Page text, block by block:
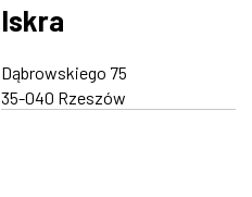
Iskra
Dąbrowskiego 75
35-040 Rzeszów